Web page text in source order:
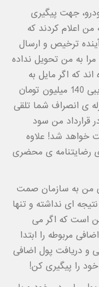
جهت پیگیری
اعلام کردند که
ترخیص و ارسال
به من تحویل نداده
که اگر مایل به
دریافت خودروی خود هستی باید مبلغ تقریبی 140 میلیون تومان
ی انصراف شما تلقی
قرارداد من سود
خواهد شد! علاوه
رضایتنامه ی محضری
من به سازمان صمت
ای نداشته و تنها
است که اگر می
مربوطه را ابتدا
و دریافت پول اضافی
را پیگیری کن!